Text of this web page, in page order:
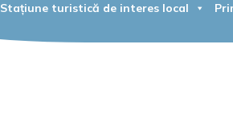
Stațiune turistică de interes local